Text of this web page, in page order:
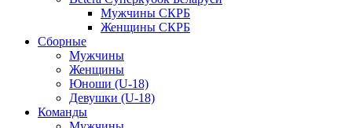
Мужчины СКРБ
Женщины СКРБ
Сборные
Мужчины
Женщины
Юноши (U-18)
Девушки (U-18)
Команды